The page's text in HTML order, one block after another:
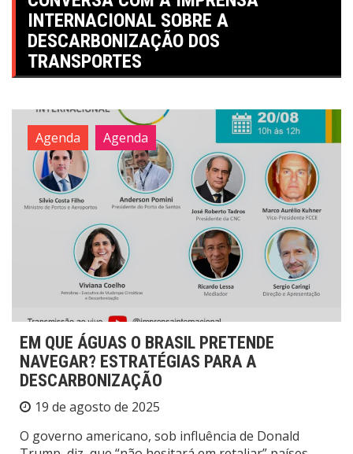
INTERNACIONAL SOBRE A
DESCARBONIZAÇÃO DOS
TRANSPORTES
Agenda Agenda
EM QUE ÁGUAS O BRASIL PRETENDE
NAVEGAR? ESTRATÉGIAS PARA A
DESCARBONIZAÇÃO
19 de agosto de 2025
O governo americano, sob influência de Donald